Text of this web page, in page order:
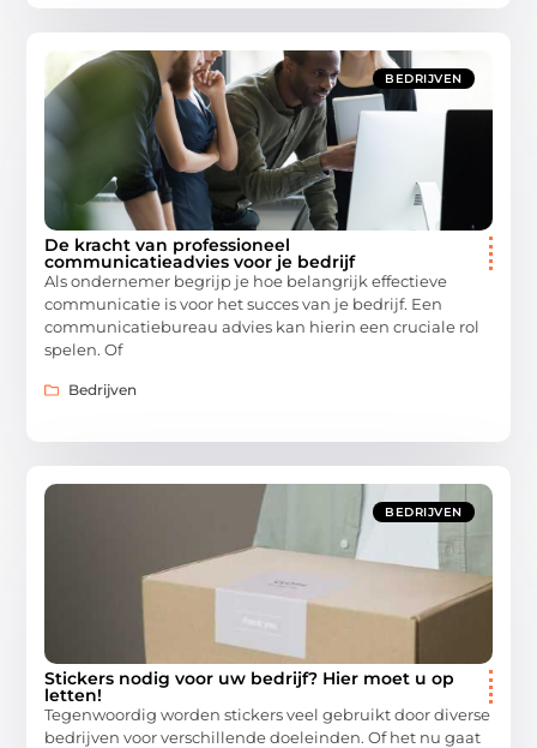
BEDRIJVEN
De kracht van professioneel
communicatieadvies voor je bedrijf
Als ondernemer begrijp je hoe belangrijk effectieve
communicatie is voor het succes van je bedrijf. Een
communicatiebureau advies kan hierin een cruciale rol
spelen. Of
Bedrijven
BEDRIJVEN
Stickers nodig voor uw bedrijf? Hier moet u op
letten!
Tegenwoordig worden stickers veel gebruikt door diverse
bedrijven voor verschillende doeleinden. Of het nu gaat